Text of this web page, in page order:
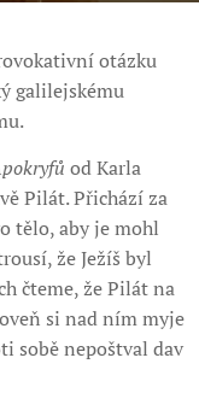
otázku
galilejskému
od Karla
Pilát. Přichází za
tělo, aby je mohl
že Ježíš byl
čteme, že Pilát na
si nad ním myje
sobě nepoštval dav